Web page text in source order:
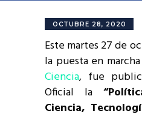
OCTUBRE 28, 2020
Este martes 27 de
la puesta en
Ciencia, fue
Oficial la
Ciencia,